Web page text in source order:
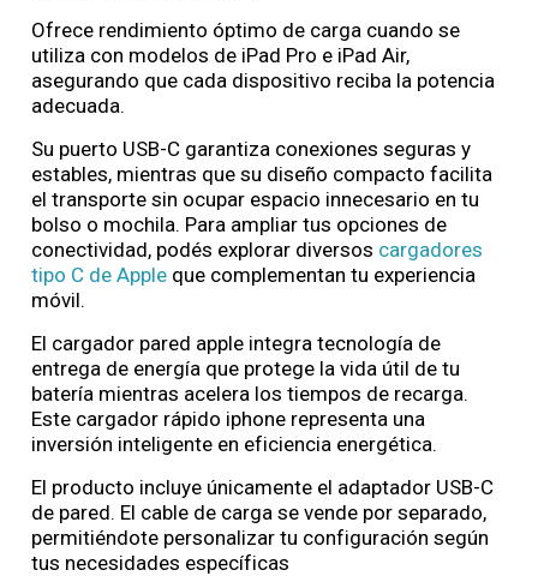
Ofrece rendimiento óptimo de carga cuando se
utiliza con modelos de iPad Pro e iPad Air,
asegurando que cada dispositivo reciba la potencia
adecuada.
Su puerto USB-C garantiza conexiones seguras y
estables, mientras que su diseño compacto facilita
el transporte sin ocupar espacio innecesario en tu
bolso o mochila. Para ampliar tus opciones de
conectividad, podés explorar diversos cargadores
tipo C de Apple que complementan tu experiencia
móvil.
El cargador pared apple integra tecnología de
entrega de energía que protege la vida útil de tu
batería mientras acelera los tiempos de recarga.
Este cargador rápido iphone representa una
inversión inteligente en eficiencia energética.
El producto incluye únicamente el adaptador USB-C
de pared. El cable de carga se vende por separado,
permitiéndote personalizar tu configuración según
tus necesidades específicas